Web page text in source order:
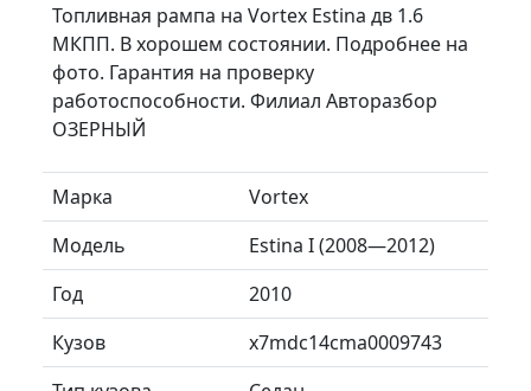
Топливная рампа на Vortex Estina дв 1.6
МКПП. В хорошем состоянии. Подробнее на
фото. Гарантия на проверку
работоспособности. Филиал Авторазбор
ОЗЕРНЫЙ
Марка
Vortex
Модель
Estina I (2008—2012)
Год
2010
Кузов
x7mdc14cma0009743